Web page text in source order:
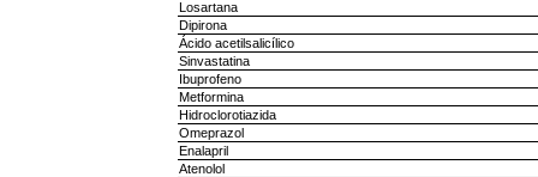
Losartana
Dipirona
Ácido acetilsalicílico
Sinvastatina
Ibuprofeno
Metformina
Hidroclorotiazida
Omeprazol
Enalapril
Atenolol